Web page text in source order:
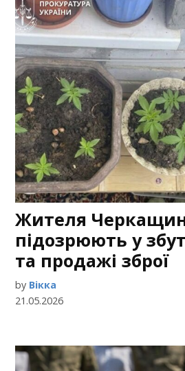
Жителя
підозрюють у
та продажі зброї
by Вікка
21.05.2026